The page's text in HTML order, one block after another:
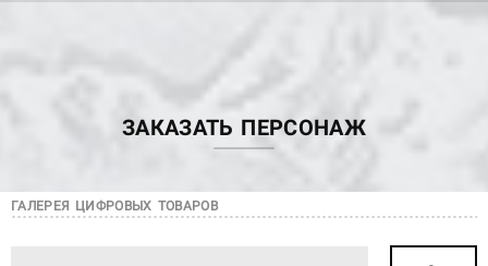
ЗАКАЗАТЬ ПЕРСОНАЖ
ГАЛЕРЕЯ ЦИФРОВЫХ ТОВАРОВ